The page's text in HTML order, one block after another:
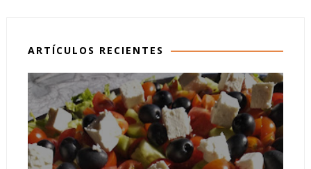
ARTÍCULOS RECIENTES